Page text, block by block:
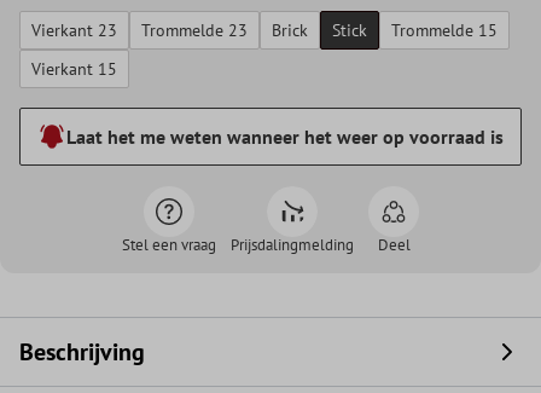
Vierkant 23 Trommelde 23 Brick Stick
Trommelde 15
Vierkant 15
Laat het me weten wanneer het weer op voorraad is
Stel een vraag Prijsdalingmelding Deel
Beschrijving